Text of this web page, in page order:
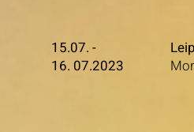
15.07. -
16. 07.2023